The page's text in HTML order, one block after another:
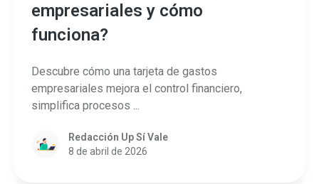
empresariales y cómo
funciona?
Descubre cómo una tarjeta de gastos
empresariales mejora el control financiero,
simplifica procesos ...
Redacción Up Sí Vale
8 de abril de 2026